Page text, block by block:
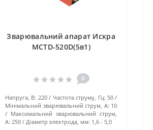
Зварювальний апарат Искра
MCTD-520D(5в1)
0
Напруга, В: 220 Частота струму, Гц: 50
Мінімальний зварювальний струм, А: 10
Максимальний зварювальний струм,
А: 250 Діаметр електрода, мм: 1,6 - 5,0